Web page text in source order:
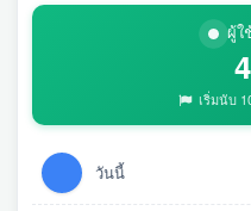
ผู้ใ
เริ่มนับ
วันนี้